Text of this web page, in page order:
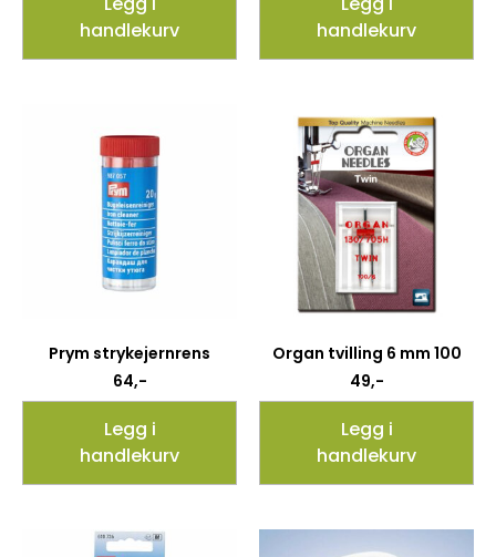
handlekurv
handlekurv
Prym strykejernrens
64,-
Legg i
handlekurv
Organ tvilling 6 mm 100
49,-
Legg i
handlekurv